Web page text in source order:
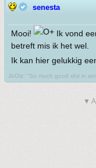
senesta
Mooi!
Ik vond
betreft mis ik het wel.
Ik kan hier gelukkig
JoOlz: "So much good shit in
▼